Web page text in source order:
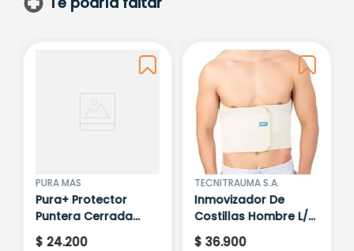
PURA MAS
Pura+ Protector
Puntera Cerrada
Blanco Ref.4925
$ 24.200
TECNITRAUMA S.A.
Inmovizador De
Costillas Hombre L/Xl
Beige Rf. 17150B
$ 36.900